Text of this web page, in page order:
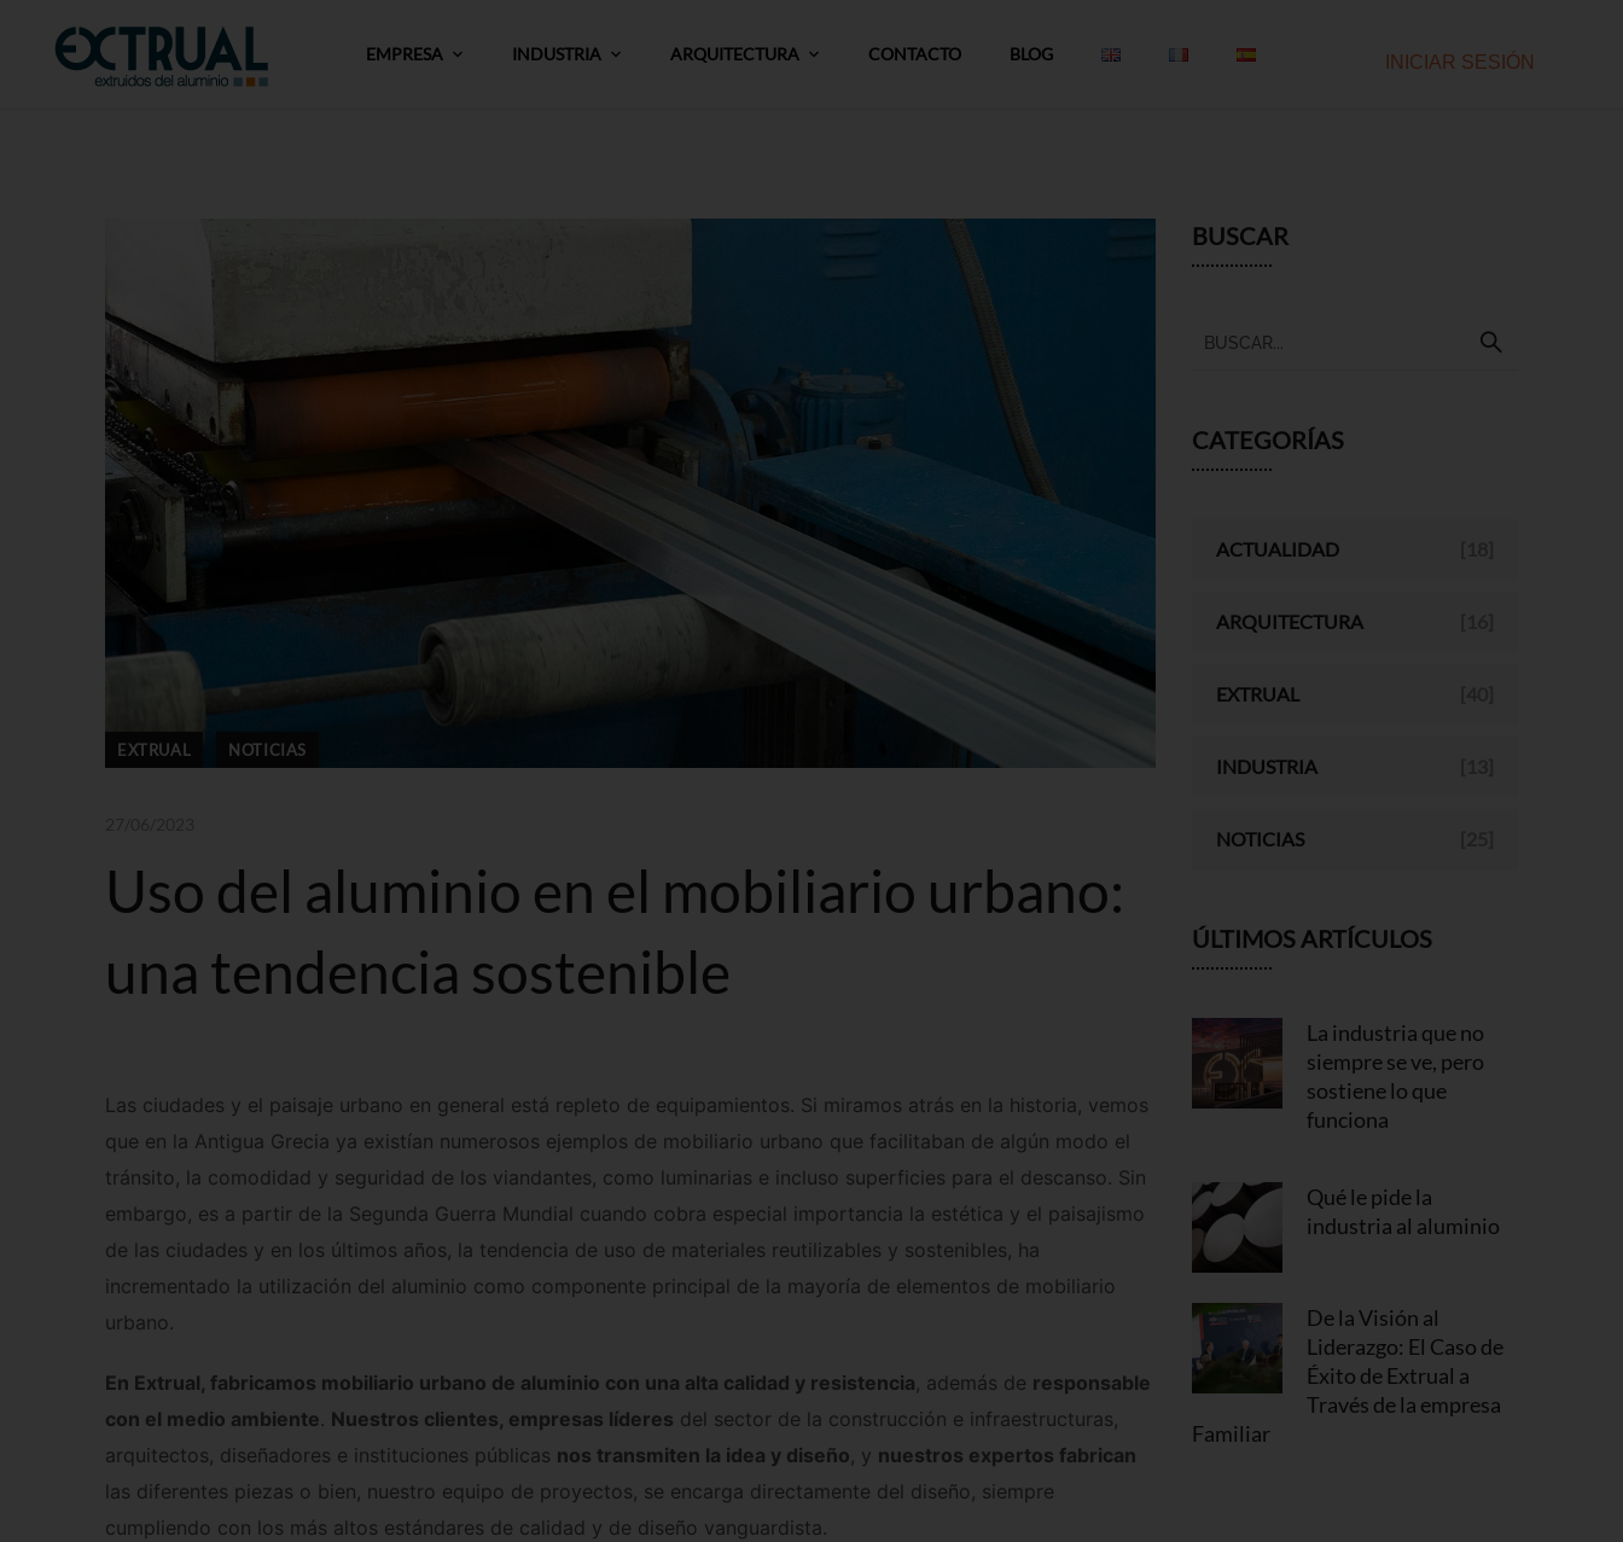
EMPRESA INDUSTRIA ARQUITECTURA CONTACTO BLOG INICIAR SESIÓN
EXTRUAL NOTICIAS
Uso del aluminio en el mobiliario urbano:
una tendencia sostenible
Las ciudades y el paisaje urbano en general está repleto de equipamientos. Si miramos atrás en la historia, vemos
que en la Antigua Grecia ya existían numerosos ejemplos de mobiliario urbano que facilitaban de algún modo el
tránsito, la comodidad y seguridad de los viandantes, como luminarias e incluso superficies para el descanso. Sin
embargo, es a partir de la Segunda Guerra Mundial cuando cobra especial importancia la estética y el paisajismo
de las ciudades y en los últimos años, la tendencia de uso de materiales reutilizables y sostenibles, ha
incrementado la utilización del aluminio como componente principal de la mayoría de elementos de mobiliario
urbano.
En Extrual, fabricamos mobiliario urbano de aluminio con una alta calidad y resistencia, además de responsable
con el medio ambiente. Nuestros clientes, empresas líderes del sector de la construcción e infraestructuras,
arquitectos, diseñadores e instituciones públicas nos transmiten la idea y diseño, y nuestros expertos fabrican
las diferentes piezas o bien, nuestro equipo de proyectos, se encarga directamente del diseño, siempre
cumpliendo con los más altos estándares de calidad y de diseño vanguardista.
BUSCAR
CATEGORÍAS
ACTUALIDAD
ARQUITECTURA
EXTRUAL
INDUSTRIA
NOTICIAS
ÚLTIMOS ARTÍCULOS
La industria que no
siempre se ve, pero
sostiene lo que
funciona
Qué le pide la
industria al aluminio
De la Visión al
Liderazgo: El Caso de
Éxito de Extrual a
Través de la empresa
Familiar